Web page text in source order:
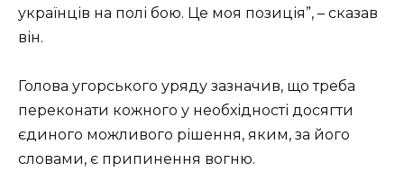
українців на полі бою. Це моя позиція”, – сказав
він.
Голова угорського уряду зазначив, що треба
переконати кожного у необхідності досягти
єдиного можливого рішення, яким, за його
словами, є припинення вогню.